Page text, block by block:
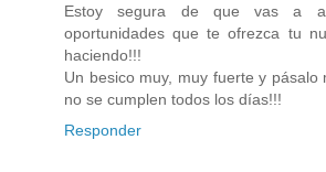
Estoy segura de que vas a
oportunidades que te ofrezca tu
haciendo!!!
Un besico muy, muy fuerte y pásalo
no se cumplen todos los días!!!
Responder